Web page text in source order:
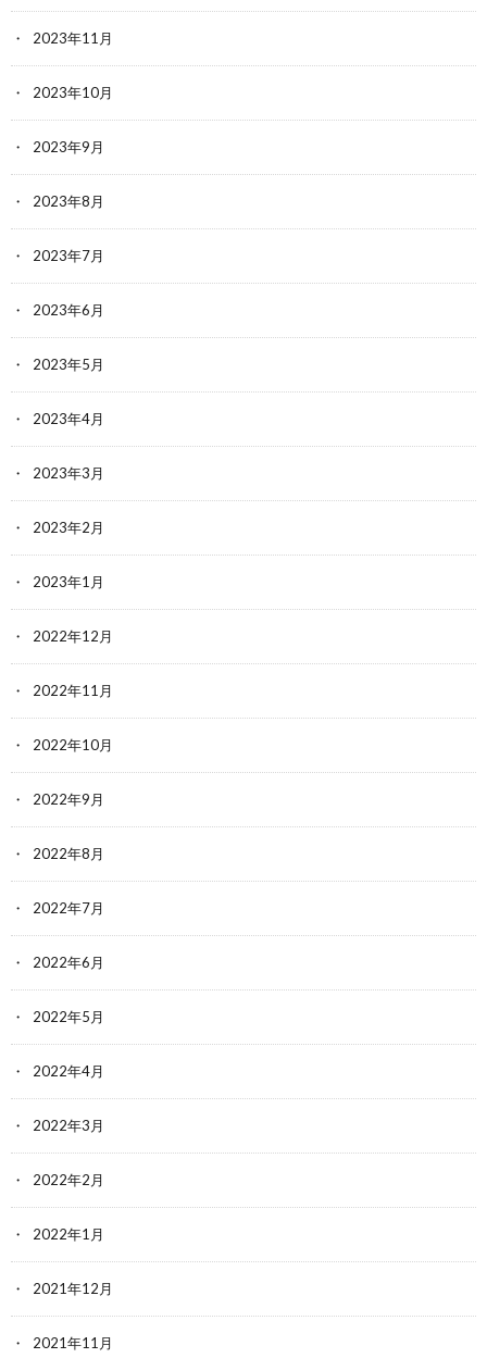
2023年11月
2023年10月
2023年9月
2023年8月
2023年7月
2023年6月
2023年5月
2023年4月
2023年3月
2023年2月
2023年1月
2022年12月
2022年11月
2022年10月
2022年9月
2022年8月
2022年7月
2022年6月
2022年5月
2022年4月
2022年3月
2022年2月
2022年1月
2021年12月
2021年11月